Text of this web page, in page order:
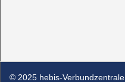
© 2025 hebis-Verbundzentrale